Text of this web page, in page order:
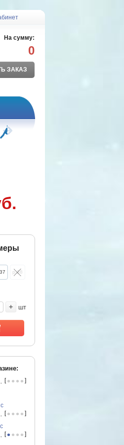
На сумму:
0
ЗАКАЗ
р.38
+ шт
[•••• ]
[•••• ]
[•••• ]